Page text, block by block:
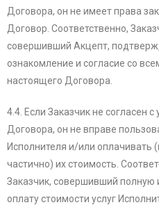
Договора, он не имеет права
Договор. Соответственно,
совершивший Акцепт,
ознакомление и согласие со
настоящего Договора.
4.4. Если Заказчик не согласен с
Договора, он не вправе
Исполнителя и/или оплачивать
частично) их стоимость.
Заказчик, совершивший полную
оплату стоимости услуг